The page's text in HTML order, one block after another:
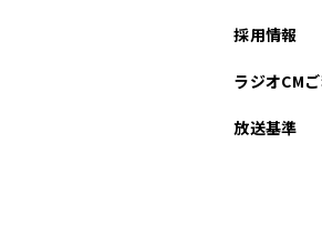
採用情報
ラジオCM
放送基準